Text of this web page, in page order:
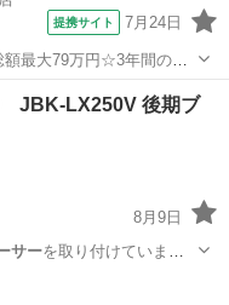
提携サイト 7月24日
最大79万円☆3年間の手
大手トラックメーカーで
採用中！！【20代でも年
LX250V 後期ブ
8月9日
サーを取り付けていま